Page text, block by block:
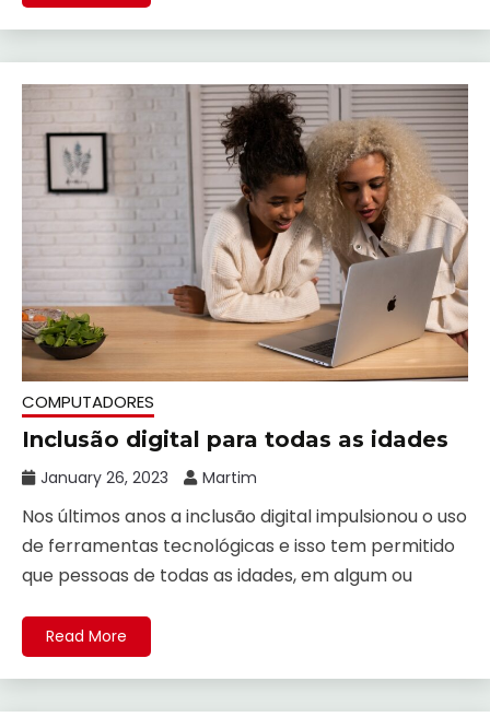
COMPUTADORES
Inclusão digital para todas as idades
January 26, 2023 Martim
Nos últimos anos a inclusão digital impulsionou o uso
de ferramentas tecnológicas e isso tem permitido
que pessoas de todas as idades, em algum ou
Read More